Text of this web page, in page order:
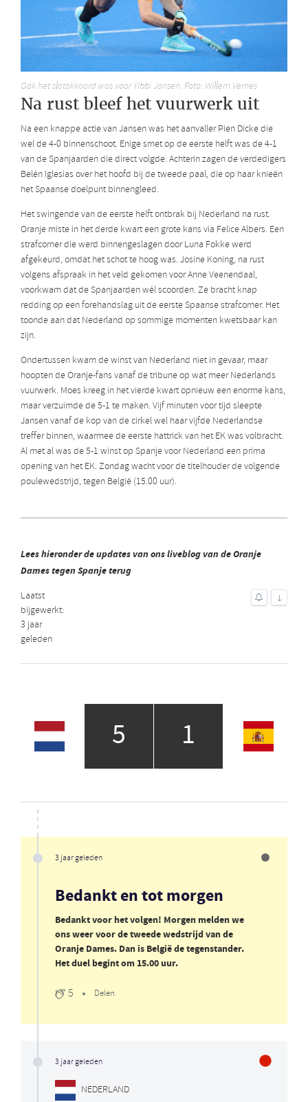
Ook het slotakkoord was voor Yibbi Jansen. Foto: Willem Vernes
Na rust bleef het vuurwerk uit
Na een knappe actie van Jansen was het aanvaller Pien Dicke die
wel de 4-0 binnenschoot. Enige smet op de eerste helft was de 4-1
van de Spanjaarden die direct volgde. Achterin zagen de verdedigers
Belén Iglesias over het hoofd bij de tweede paal, die op haar knieën
het Spaanse doelpunt binnengleed.
Het swingende van de eerste helft ontbrak bij Nederland na rust.
Oranje miste in het derde kwart een grote kans via Felice Albers. Een
strafcorner die werd binnengeslagen door Luna Fokke werd
afgekeurd, omdat het schot te hoog was. Josine Koning, na rust
volgens afspraak in het veld gekomen voor Anne Veenendaal,
voorkwam dat de Spanjaarden wél scoorden. Ze bracht knap
redding op een forehandslag uit de eerste Spaanse strafcorner. Het
toonde aan dat Nederland op sommige momenten kwetsbaar kan
zijn.
Ondertussen kwam de winst van Nederland niet in gevaar, maar
hoopten de Oranje-fans vanaf de tribune op wat meer Nederlands
vuurwerk. Moes kreeg in het vierde kwart opnieuw een enorme kans,
maar verzuimde de 5-1 te maken. Vijf minuten voor tijd sleepte
Jansen vanaf de kop van de cirkel wel haar vijfde Nederlandse
treffer binnen, waarmee de eerste hattrick van het EK was volbracht.
Al met al was de 5-1 winst op Spanje voor Nederland een prima
opening van het EK. Zondag wacht voor de titelhouder de volgende
poulewedstrijd, tegen België (15.00 uur).
Lees hieronder de updates van ons liveblog van de Oranje
Dames tegen Spanje terug
Laatst
bijgewerkt:
3 jaar
geleden
↓
5 1
3 jaar geleden
Bedankt en tot morgen
Bedankt voor het volgen! Morgen melden we
ons weer voor de tweede wedstrijd van de
Oranje Dames. Dan is België de tegenstander.
Het duel begint om 15.00 uur.
5 Delen
3 jaar geleden
NEDERLAND